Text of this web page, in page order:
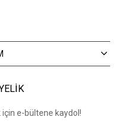
e-bültene kaydol!